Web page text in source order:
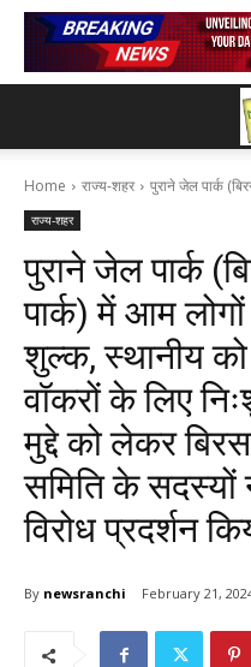
Home राज्य-शहर पुराने जेल पार्क
राज्य-शहर
पुराने जेल पार्क
पार्क) में आम
शुल्क, स्थानीय को
वॉकरों के लिए
मुद्दे को लेकर
समिति के सदस्यों
विरोध प्रदर्शन
By newsranchi February 21,